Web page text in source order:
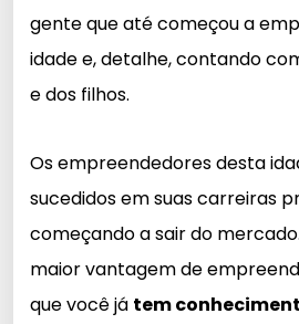
gente que até começou a
idade e, detalhe, contando
e dos filhos.
Os empreendedores desta
sucedidos em suas carreiras
começando a sair do
maior vantagem de
que você já tem